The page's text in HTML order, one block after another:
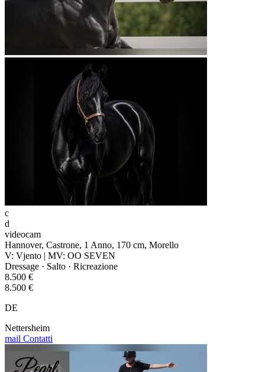
c
d
videocam
Hannover, Castrone, 1 Anno, 170 cm, Morello
V: Vjento | MV: OO SEVEN
Dressage · Salto · Ricreazione
8.500 €
8.500 €
DE
Nettersheim
mail Contatti